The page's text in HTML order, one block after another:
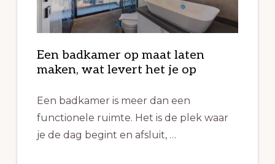
Een badkamer op maat laten
maken, wat levert het je op
Een badkamer is meer dan een
functionele ruimte. Het is de plek waar
je de dag begint en afsluit, …